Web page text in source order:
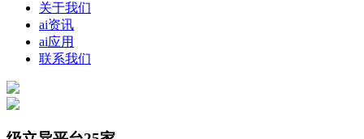
关于我们
ai资讯
ai应用
联系我们